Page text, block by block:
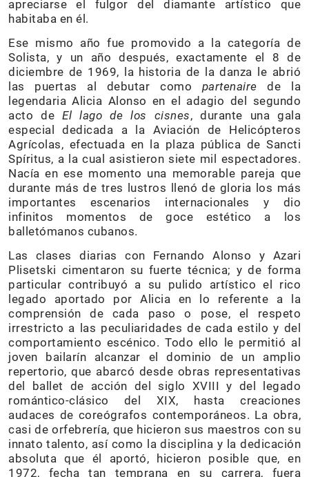
apreciarse el fulgor del diamante artístico que
habitaba en él.
Ese mismo año fue promovido a la categoría de
Solista, y un año después, exactamente el 8 de
diciembre de 1969, la historia de la danza le abrió
las puertas al debutar como partenaire de la
legendaria Alicia Alonso en el adagio del segundo
acto de El lago de los cisnes, durante una gala
especial dedicada a la Aviación de Helicópteros
Agrícolas, efectuada en la plaza pública de Sancti
Spíritus, a la cual asistieron siete mil espectadores.
Nacía en ese momento una memorable pareja que
durante más de tres lustros llenó de gloria los más
importantes escenarios internacionales y dio
infinitos momentos de goce estético a los
balletómanos cubanos.
Las clases diarias con Fernando Alonso y Azari
Plisetski cimentaron su fuerte técnica; y de forma
particular contribuyó a su pulido artístico el rico
legado aportado por Alicia en lo referente a la
comprensión de cada paso o pose, el respeto
irrestricto a las peculiaridades de cada estilo y del
comportamiento escénico. Todo ello le permitió al
joven bailarín alcanzar el dominio de un amplio
repertorio, que abarcó desde obras representativas
del ballet de acción del siglo XVIII y del legado
romántico-clásico del XIX, hasta creaciones
audaces de coreógrafos contemporáneos. La obra,
casi de orfebrería, que hicieron sus maestros con su
innato talento, así como la disciplina y la dedicación
absoluta que él aportó, hicieron posible que, en
1972, fecha tan temprana en su carrera, fuera